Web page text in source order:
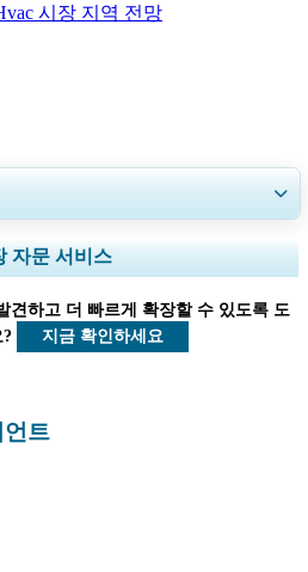
시장 지역 전망
분석, 기업 프로필, 경쟁 벤치마킹, 및 최
용자 인사이트.
금 맞춤 설정
자문 서비스
견하고 더 빠르게 확장할 수 있도록 도
?
지금 확인하세요
언트